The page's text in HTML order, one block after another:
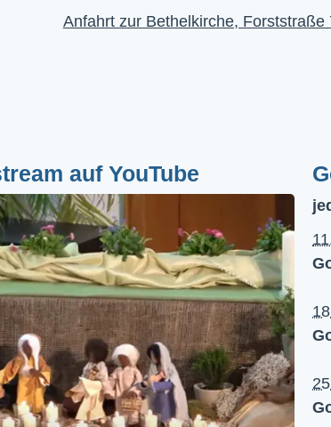
Anfahrt zur Bethelkirche, Forststraße
auf YouTube